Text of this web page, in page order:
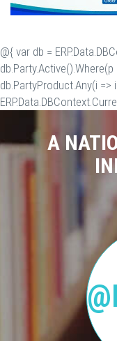
@{ var db =
db.PartyProduct.Any(i =>
A